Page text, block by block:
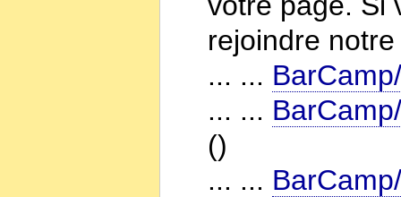
rejoindre
... ...
... ...
()
... ...